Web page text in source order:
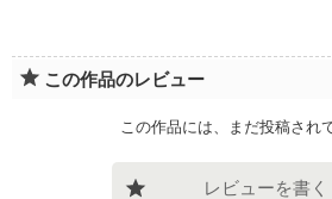
この作品のレビュー
この作品には、まだ投稿され
レビューを書く